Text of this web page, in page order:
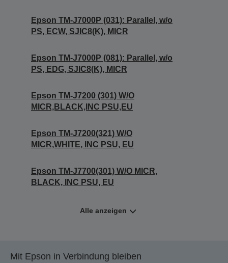
Epson TM-J7000P (031): Parallel, w/o
PS, ECW, SJIC8(K), MICR
Epson TM-J7000P (081): Parallel, w/o
PS, EDG, SJIC8(K), MICR
Epson TM-J7200 (301) W/O
MICR,BLACK,INC PSU,EU
Epson TM-J7200(321) W/O
MICR,WHITE, INC PSU, EU
Epson TM-J7700(301) W/O MICR,
BLACK, INC PSU, EU
Alle anzeigen
Mit Epson in Verbindung bleiben